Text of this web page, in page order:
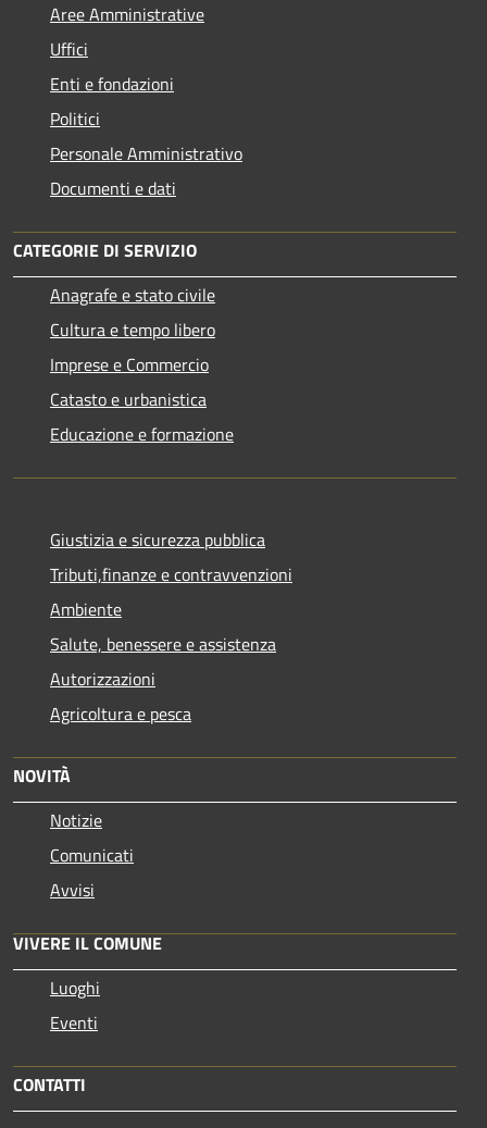
Aree Amministrative
Uffici
Enti e fondazioni
Politici
Personale Amministrativo
Documenti e dati
CATEGORIE DI SERVIZIO
Anagrafe e stato civile
Cultura e tempo libero
Imprese e Commercio
Catasto e urbanistica
Educazione e formazione
Giustizia e sicurezza pubblica
Tributi,finanze e contravvenzioni
Ambiente
Salute, benessere e assistenza
Autorizzazioni
Agricoltura e pesca
NOVITÀ
Notizie
Comunicati
Avvisi
VIVERE IL COMUNE
Luoghi
Eventi
CONTATTI